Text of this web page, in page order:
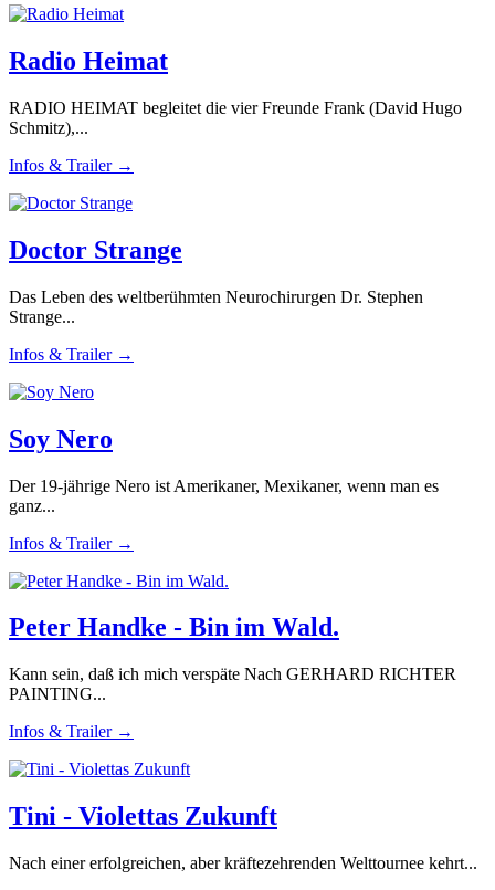
Radio Heimat
RADIO HEIMAT begleitet die vier Freunde Frank (David Hugo
Schmitz),...
Infos & Trailer →
Doctor Strange
Das Leben des weltberühmten Neurochirurgen Dr. Stephen
Strange...
Infos & Trailer →
Soy Nero
Der 19-jährige Nero ist Amerikaner, Mexikaner, wenn man es
ganz...
Infos & Trailer →
Peter Handke - Bin im Wald.
Kann sein, daß ich mich verspäte Nach GERHARD RICHTER
PAINTING...
Infos & Trailer →
Tini - Violettas Zukunft
Nach einer erfolgreichen, aber kräftezehrenden Welttournee kehrt...